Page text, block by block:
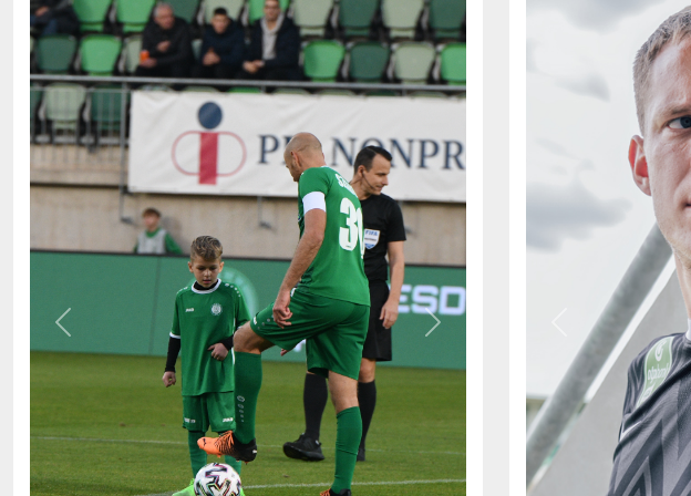
Previous Next Previous